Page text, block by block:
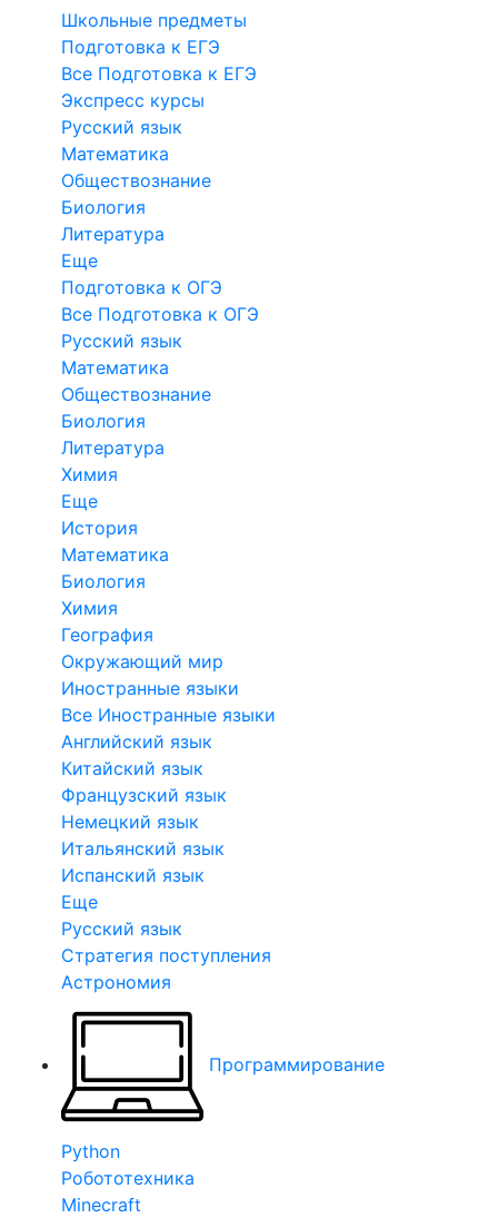
Школьные предметы
Подготовка к ЕГЭ
Все Подготовка к ЕГЭ
Экспресс курсы
Русский язык
Математика
Обществознание
Биология
Литература
Еще
Подготовка к ОГЭ
Все Подготовка к ОГЭ
Русский язык
Математика
Обществознание
Биология
Литература
Химия
Еще
История
Математика
Биология
Химия
География
Окружающий мир
Иностранные языки
Все Иностранные языки
Английский язык
Китайский язык
Французский язык
Немецкий язык
Итальянский язык
Испанский язык
Еще
Русский язык
Стратегия поступления
Астрономия
Программирование
Python
Робототехника
Minecraft